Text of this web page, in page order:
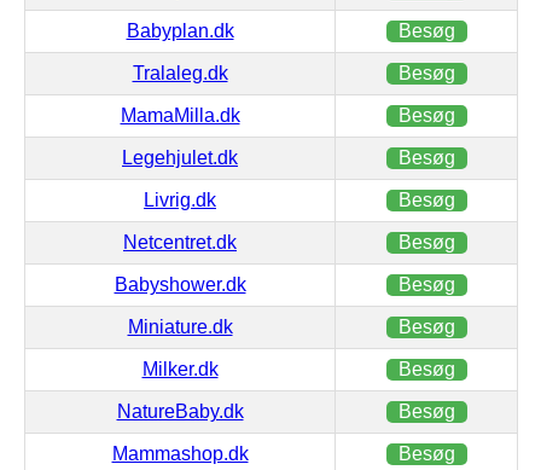
Babyplan.dk Besøg
Tralaleg.dk Besøg
MamaMilla.dk Besøg
Legehjulet.dk Besøg
Livrig.dk Besøg
Netcentret.dk Besøg
Babyshower.dk Besøg
Miniature.dk Besøg
Milker.dk Besøg
NatureBaby.dk Besøg
Mammashop.dk Besøg